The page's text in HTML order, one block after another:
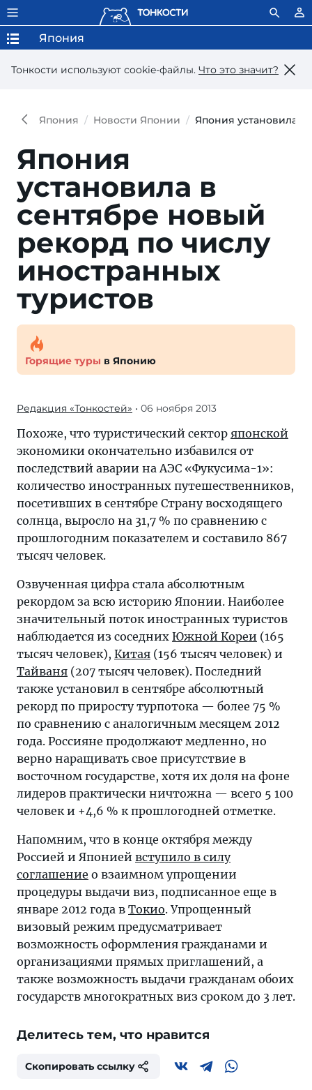
Тонкости используют сookie-файлы. Что это значит?
Япония
Япония Новости Японии Япония установила в
Япония
установила в
сентябре новый
рекорд по числу
иностранных
туристов
Горящие туры в Японию
Редакция «Тонкостей» • 06 ноября 2013
Похоже, что туристический сектор японской
экономики окончательно избавился от
последствий аварии на АЭС «Фукусима-1»:
количество иностранных путешественников,
посетивших в сентябре Страну восходящего
солнца, выросло на 31,7 % по сравнению с
прошлогодним показателем и составило 867
тысяч человек.
Озвученная цифра стала абсолютным
рекордом за всю историю Японии. Наиболее
значительный поток иностранных туристов
наблюдается из соседних Южной Кореи (165
тысяч человек), Китая (156 тысяч человек) и
Тайваня (207 тысяч человек). Последний
также установил в сентябре абсолютный
рекорд по приросту турпотока — более 75 %
по сравнению с аналогичным месяцем 2012
года. Россияне продолжают медленно, но
верно наращивать свое присутствие в
восточном государстве, хотя их доля на фоне
лидеров практически ничтожна — всего 5 100
человек и +4,6 % к прошлогодней отметке.
Напомним, что в конце октября между
Россией и Японией вступило в силу
соглашение о взаимном упрощении
процедуры выдачи виз, подписанное еще в
январе 2012 года в Токио. Упрощенный
визовый режим предусматривает
возможность оформления гражданами и
организациями прямых приглашений, а
также возможность выдачи гражданам обоих
государств многократных виз сроком до 3 лет.
Делитесь тем, что нравится
Скопировать ссылку